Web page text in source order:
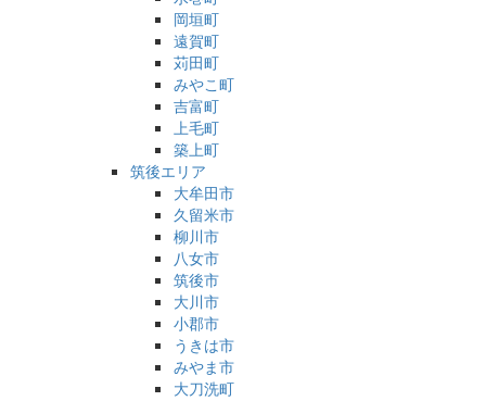
岡垣町
遠賀町
苅田町
みやこ町
吉富町
上毛町
築上町
筑後エリア
大牟田市
久留米市
柳川市
八女市
筑後市
大川市
小郡市
うきは市
みやま市
大刀洗町